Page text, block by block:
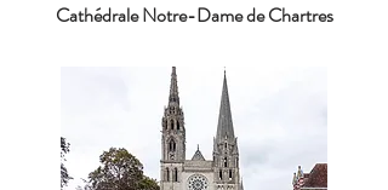
Cathédrale Notre-Dame de Chartres